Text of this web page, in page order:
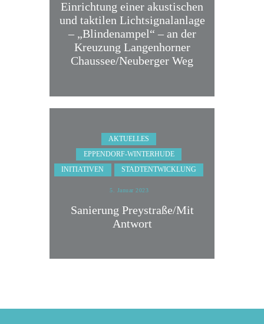
Einrichtung einer akustischen
und taktilen Lichtsignalanlage
– „Blindenampel“ – an der
Kreuzung Langenhorner
Chaussee/Neuberger Weg
AKTUELLES
EPPENDORF-WINTERHUDE
INITIATIVEN
STADTENTWICKLUNG
5. Januar 2023
Sanierung Preystraße/Mit
Antwort